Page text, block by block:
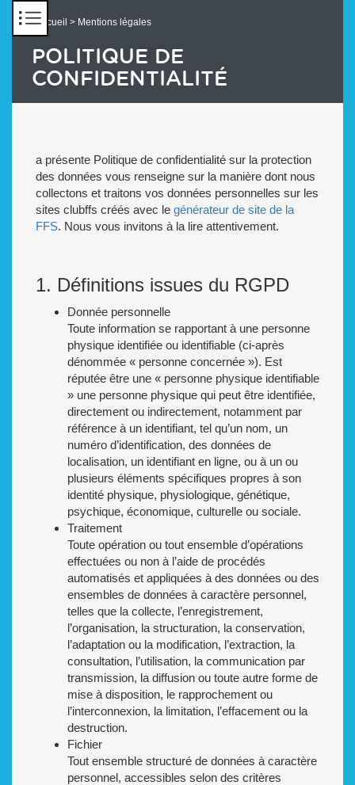
Accueil > Mentions légales
POLITIQUE DE
CONFIDENTIALITÉ
a présente Politique de confidentialité sur la protection
des données vous renseigne sur la manière dont nous
collectons et traitons vos données personnelles sur les
sites clubffs créés avec le générateur de site de la
FFS. Nous vous invitons à la lire attentivement.
1. Définitions issues du RGPD
Donnée personnelle
Toute information se rapportant à une personne
physique identifiée ou identifiable (ci-après
dénommée « personne concernée »). Est
réputée être une « personne physique identifiable
» une personne physique qui peut être identifiée,
directement ou indirectement, notamment par
référence à un identifiant, tel qu’un nom, un
numéro d’identification, des données de
localisation, un identifiant en ligne, ou à un ou
plusieurs éléments spécifiques propres à son
identité physique, physiologique, génétique,
psychique, économique, culturelle ou sociale.
Traitement
Toute opération ou tout ensemble d’opérations
effectuées ou non à l’aide de procédés
automatisés et appliquées à des données ou des
ensembles de données à caractère personnel,
telles que la collecte, l’enregistrement,
l’organisation, la structuration, la conservation,
l’adaptation ou la modification, l’extraction, la
consultation, l’utilisation, la communication par
transmission, la diffusion ou toute autre forme de
mise à disposition, le rapprochement ou
l’interconnexion, la limitation, l’effacement ou la
destruction.
Fichier
Tout ensemble structuré de données à caractère
personnel, accessibles selon des critères